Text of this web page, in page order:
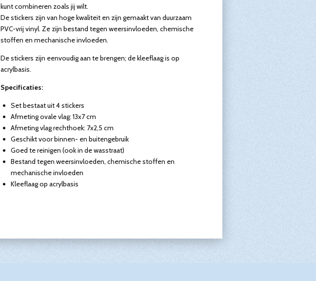
kunt combineren zoals jij wilt.
De stickers zijn van hoge kwaliteit en zijn gemaakt van duurzaam
PVC-vrij vinyl. Ze zijn bestand tegen weersinvloeden, chemische
stoffen en mechanische invloeden.
De stickers zijn eenvoudig aan te brengen; de kleeflaag is op
acrylbasis.
Specificaties:
Set bestaat uit 4 stickers
Afmeting ovale vlag: 13x7 cm
Afmeting vlag rechthoek: 7x2,5 cm
Geschikt voor binnen- en buitengebruik
Goed te reinigen (ook in de wasstraat)
Bestand tegen weersinvloeden, chemische stoffen en
mechanische invloeden
Kleeflaag op acrylbasis